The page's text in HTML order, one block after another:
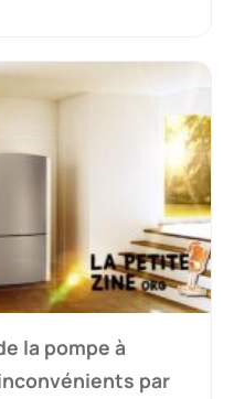
la pompe à
par